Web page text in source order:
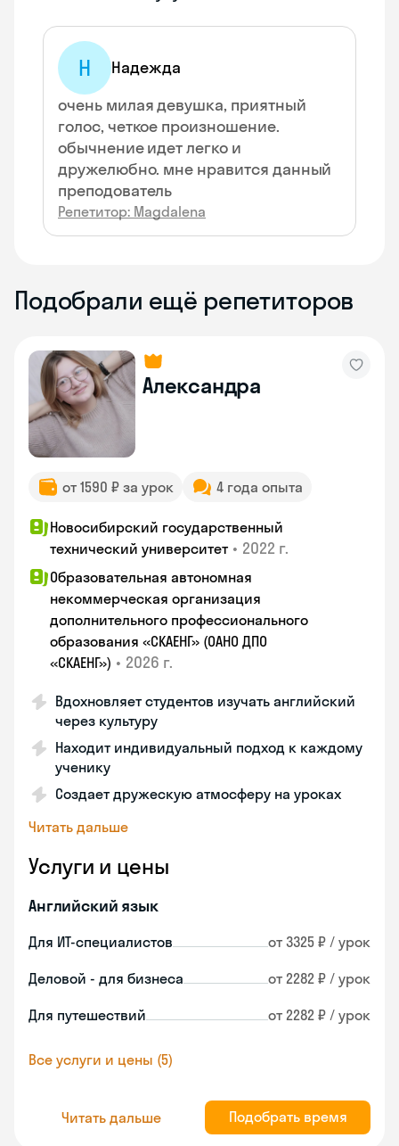
Н
Надежда
очень милая девушка, приятный
голос, четкое произношение.
обычнение идет легко и
дружелюбно. мне нравится данный
преподователь
Репетитор: Magdalena
Подобрали ещё репетиторов
Александра
от 1590 ₽ за урок 4 года опыта
Новосибирский государственный
технический университет • 2022 г.
Образовательная автономная
некоммерческая организация
дополнительного профессионального
образования «СКАЕНГ» (ОАНО ДПО
«СКАЕНГ») • 2026 г.
Вдохновляет студентов изучать английский
через культуру
Находит индивидуальный подход к каждому
ученику
Создает дружескую атмосферу на уроках
Читать дальше
Услуги и цены
Английский язык
Для ИТ-специалистов от 3325 ₽ / урок
Деловой - для бизнеса от 2282 ₽ / урок
Для путешествий от 2282 ₽ / урок
Все услуги и цены (5)
Читать дальше Подобрать время